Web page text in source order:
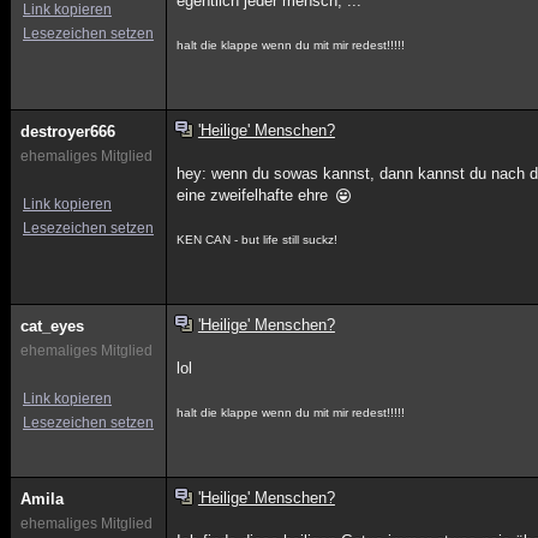
Link kopieren
Lesezeichen setzen
halt die klappe wenn du mit mir redest!!!!!
destroyer666
ehemaliges Mitglied
Link kopieren
Lesezeichen setzen
'Heilige' Menschen?
hey: wenn du sowas kannst, dann kannst du nach
eine zweifelhafte ehre
KEN CAN - but life still suckz!
cat_eyes
ehemaliges Mitglied
Link kopieren
Lesezeichen setzen
'Heilige' Menschen?
lol
halt die klappe wenn du mit mir redest!!!!!
Amila
ehemaliges Mitglied
'Heilige' Menschen?